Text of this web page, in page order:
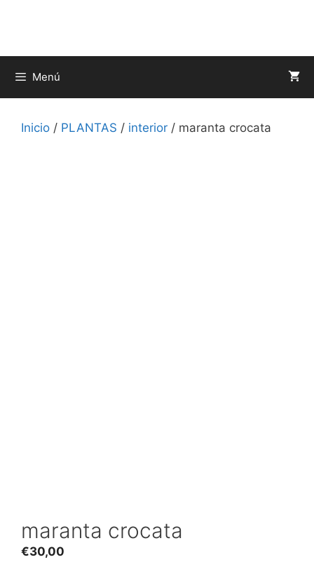
Menú
Inicio / PLANTAS / interior / maranta crocata
maranta crocata
€30,00